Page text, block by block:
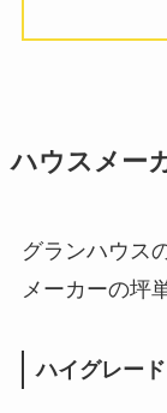
ハウスメー
グランハウス
メーカーの坪
ハイグレー